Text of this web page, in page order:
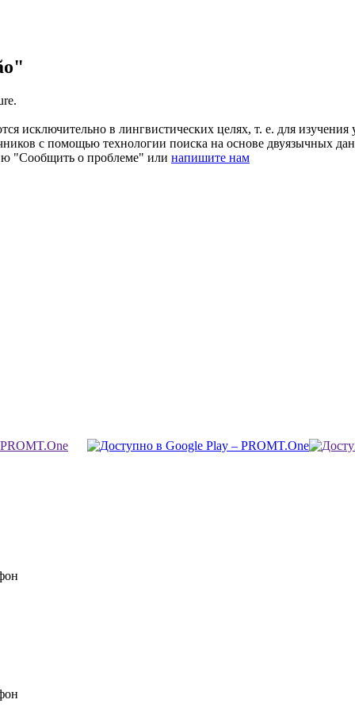
исключительно в лингвистических целях, т. е. для
с помощью технологии поиска на основе двуязычных
"Сообщить о проблеме" или напишите нам